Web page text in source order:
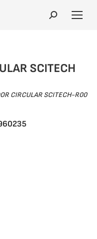
Search:
SCITECH
CIRCULAR SCITECH-R00